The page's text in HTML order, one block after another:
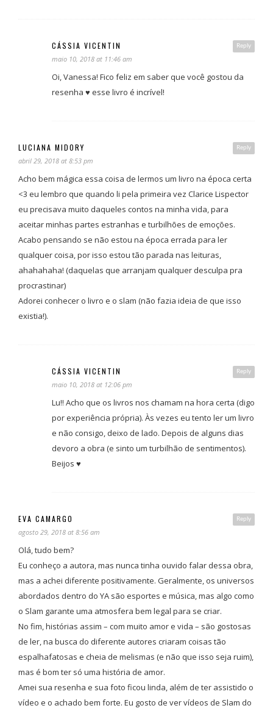
Reply
CÁSSIA VICENTIN
maio 10, 2018 at 11:46 am
Oi, Vanessa! Fico feliz em saber que você gostou da
resenha ♥ esse livro é incrível!
Reply
LUCIANA MIDORY
abril 29, 2018 at 8:53 pm
Acho bem mágica essa coisa de lermos um livro na época certa
<3 eu lembro que quando li pela primeira vez Clarice Lispector
eu precisava muito daqueles contos na minha vida, para
aceitar minhas partes estranhas e turbilhões de emoções.
Acabo pensando se não estou na época errada para ler
qualquer coisa, por isso estou tão parada nas leituras,
ahahahaha! (daquelas que arranjam qualquer desculpa pra
procrastinar)
Adorei conhecer o livro e o slam (não fazia ideia de que isso
existia!).
Reply
CÁSSIA VICENTIN
maio 10, 2018 at 12:06 pm
Lu!! Acho que os livros nos chamam na hora certa (digo
por experiência própria). Às vezes eu tento ler um livro
e não consigo, deixo de lado. Depois de alguns dias
devoro a obra (e sinto um turbilhão de sentimentos).
Beijos ♥
Reply
EVA CAMARGO
agosto 29, 2018 at 8:56 am
Olá, tudo bem?
Eu conheço a autora, mas nunca tinha ouvido falar dessa obra,
mas a achei diferente positivamente. Geralmente, os universos
abordados dentro do YA são esportes e música, mas algo como
o Slam garante uma atmosfera bem legal para se criar.
No fim, histórias assim – com muito amor e vida – são gostosas
de ler, na busca do diferente autores criaram coisas tão
espalhafatosas e cheia de melismas (e não que isso seja ruim),
mas é bom ter só uma história de amor.
Amei sua resenha e sua foto ficou linda, além de ter assistido o
vídeo e o achado bem forte. Eu gosto de ver vídeos de Slam do